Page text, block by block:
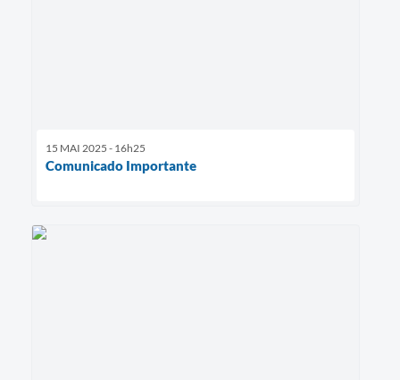
15 MAI 2025 - 16h25
Comunicado Importante